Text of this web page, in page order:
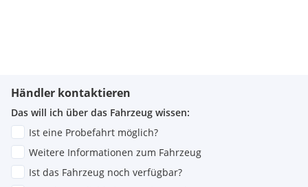
Händler kontaktieren
Das will ich über das Fahrzeug wissen:
Ist eine Probefahrt möglich?
Weitere Informationen zum Fahrzeug
Ist das Fahrzeug noch verfügbar?